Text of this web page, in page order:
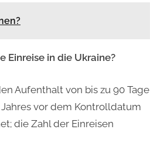
Einreise in die Ukraine?
Aufenthalt von bis zu 90 Tage
vor dem Kontrolldatum
die Zahl der Einreisen